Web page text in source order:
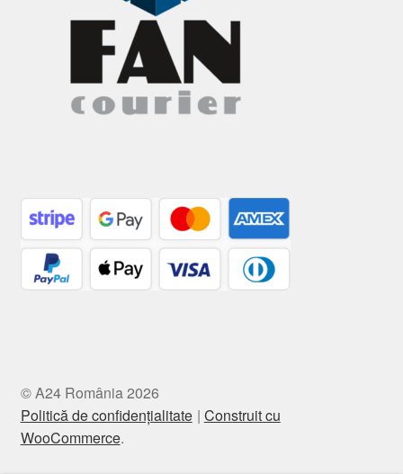
© A24 România 2026
Politică de confidențialitate Construit cu
WooCommerce.